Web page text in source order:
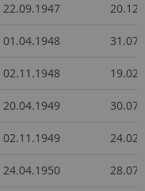
22.09.1947
01.04.1948
02.11.1948
20.04.1949
02.11.1949
24.04.1950